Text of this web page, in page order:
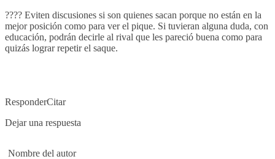
???? Eviten discusiones si son quienes sacan porque no están en la
mejor posición como para ver el pique. Si tuvieran alguna duda, con
educación, podrán decirle al rival que les pareció buena como para
quizás lograr repetir el saque.
ResponderCitar
Dejar una respuesta
Nombre del autor